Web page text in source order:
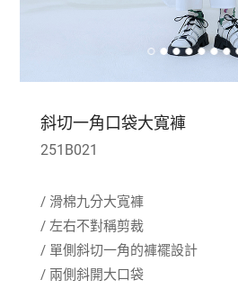
斜切一角口袋大寬褲
251B021
/ 滑棉九分大寬褲
/ 左右不對稱剪裁
/ 單側斜切一角的褲襬設計
/ 兩側斜開大口袋